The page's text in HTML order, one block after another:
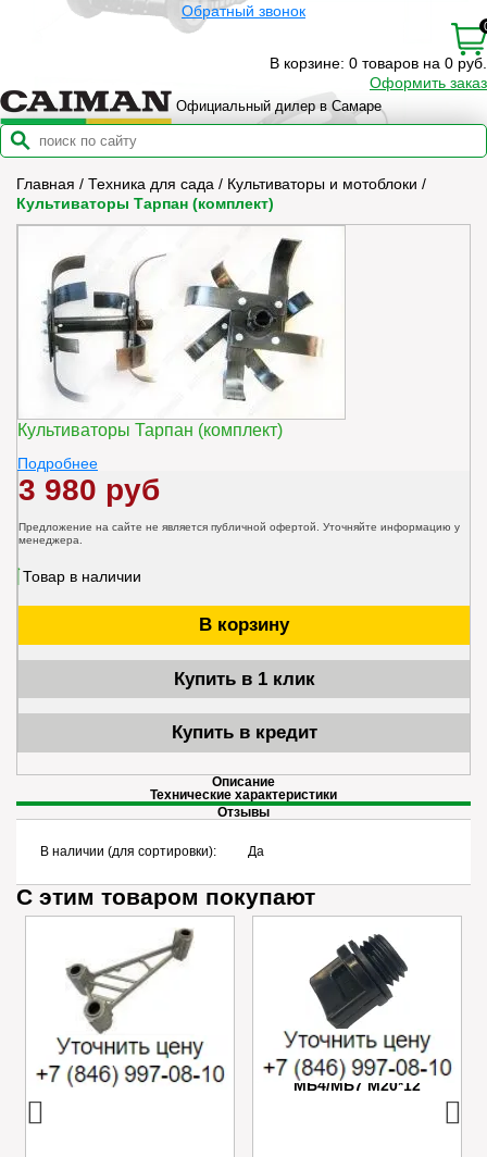
Обратный звонок
В корзине: 0 товаров на 0 руб.
Оформить заказ
Официальный дилер в Самаре
Главная / Техника для сада / Культиваторы и мотоблоки /
Культиваторы Тарпан (комплект)
Культиваторы Тарпан (комплект)
Подробнее
3 980 руб
Предложение на сайте не является публичной офертой. Уточняйте информацию у
менеджера.
Товар в наличии
В корзину
Купить в 1 клик
Купить в кредит
Описание
Технические характеристики
Отзывы
В наличии (для сортировки): Да
С этим товаром покупают
Успокоитель цепи
Caiman VARIO
Пробка маслозаливного
отверстия редуктора
МБ4/МБ7 M20*12